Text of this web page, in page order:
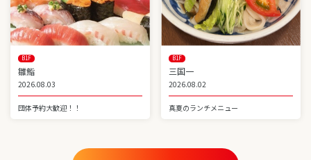
B1F
雛鮨
2026.08.03
団体予約大歓迎！！
B1F
三国一
2026.08.02
真夏のランチメニュー